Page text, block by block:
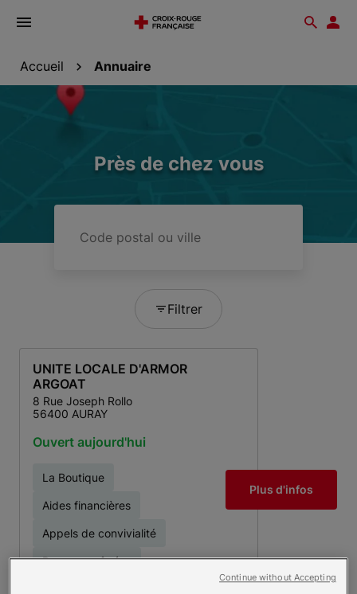
Ouvrir
Accueil Annuaire
Près de chez vous
postal
Filtrer
UNITE LOCALE D'ARMOR
ARGOAT
8 Rue Joseph Rollo
56400 AURAY
Ouvert aujourd'hui
La Boutique
Aides financières
Appels de convivialité
Personnes âgées
Plus d'infos
Continue without Accepting